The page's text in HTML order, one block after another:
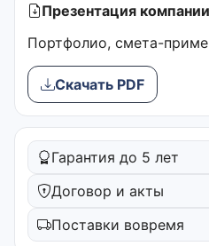
Презентация компании
Портфолио, смета-
Скачать PDF
Гарантия до 5 лет
Договор и акты
Поставки вовремя